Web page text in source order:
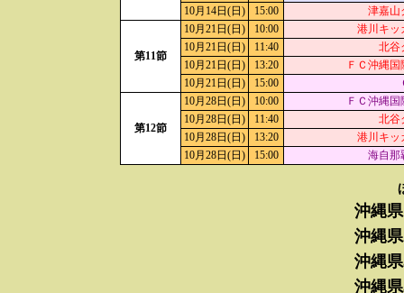
10月14日(日)
15:00 津嘉山
第11節
10月21日(日) 10:00
港川キッ
10月21日(日)
11:40
北谷
10月21日(日)
13:20
ＦＣ沖縄国
10月21日(日)
15:00
第12節
10月28日(日) 10:00
ＦＣ沖縄国
10月28日(日)
11:40
北谷
10月28日(日)
13:20
港川キッ
10月28日(日)
15:00 海自那
沖縄
沖縄
沖縄
沖縄